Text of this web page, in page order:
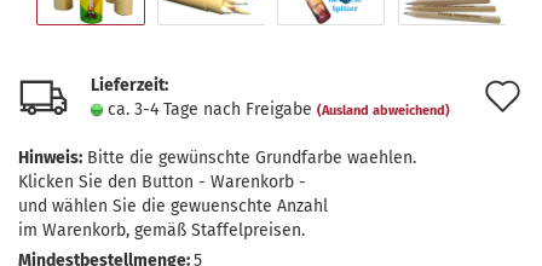
Lieferzeit:
ca. 3-4 Tage nach Freigabe (Ausland abweichend)
Hinweis: Bitte die gewünschte Grundfarbe waehlen.
Klicken Sie den Button - Warenkorb -
und wählen Sie die gewuenschte Anzahl
im Warenkorb, gemäß Staffelpreisen.
Mindestbestellmenge:5